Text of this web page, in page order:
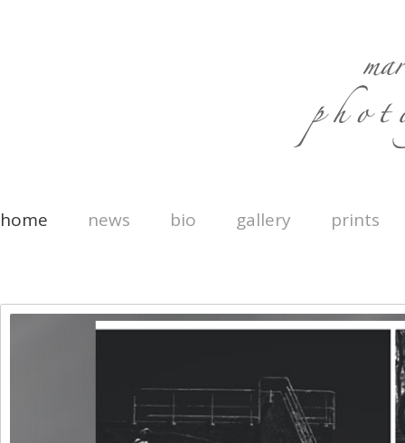
home news bio gallery prints